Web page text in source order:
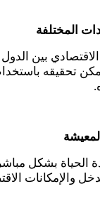
المختلفة
بين
تحقيقه
.
الحياة بشكل
والإمكانات